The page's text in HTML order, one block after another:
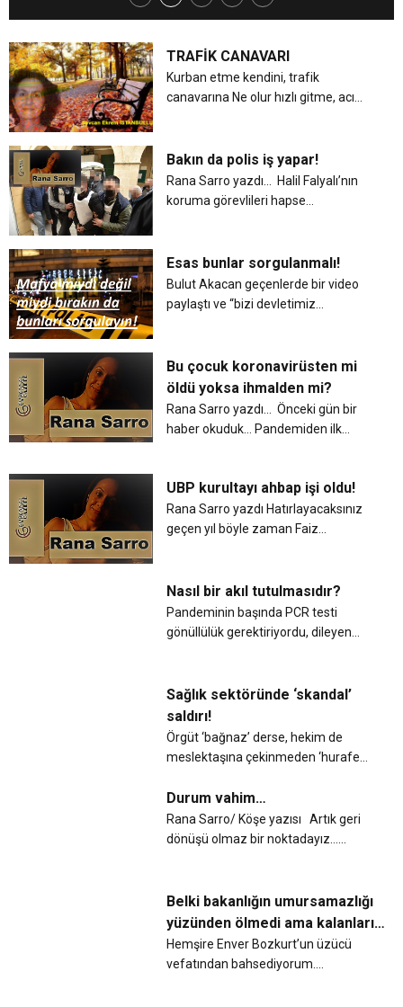
DEĞİL, HER GÜN SAHADAYIZ”
8:22 UBP’den kınama
13:47 Zanlıların deşifre edilmesinden biz de
rahatsızdık, Oh iyi oldu!
12:40 Tutuklanan insanlar ne şartlarda tutuluyor
12:38 Eylemde arbede ve kaos yaşandı
13:22 Ülkemizde bunun gibi daha kaç tane var?
TRAFİK CANAVARI
Kurban etme kendini, trafik
canavarına Ne olur hızlı gitme, acı
birlikte, hüzünlü birçok kardeş
Kaptırma hiç kendini, bir ...
Bakın da polis iş yapar!
Rana Sarro yazdı… Halil Falyalı’nın
koruma görevlileri hapse
çıktıklarında el alemden küfürler,
hakaretler, beddualar...
Esas bunlar sorgulanmalı!
Bulut Akacan geçenlerde bir video
paylaştı ve “bizi devletimiz
için!” demişti. Babasının
güpegündüz ayağından
vurulduğunu, defalarca ö...
Bu çocuk koronavirüsten mi
öldü yoksa ihmalden mi?
Rana Sarro yazdı… Önceki gün bir
haber okuduk… Pandemiden ilk
doktorların hastaneye akın ettiği,
tüm hekimlerin seferber o...
UBP kurultayı ahbap işi oldu!
Rana Sarro yazdı Hatırlayacaksınız
geçen yıl böyle zaman Faiz
çekilmişlerdi. Türkiye yetkilileri
tarafından zoraki çektirilmişlerdi....
Nasıl bir akıl tutulmasıdır?
Pandeminin başında PCR testi
gönüllülük gerektiriyordu, dileyen
kılınıyordu. Şimdi ise hükümetin
mekânlara girişlerde pcr testi zo...
Sağlık sektöründe ‘skandal’
saldırı!
Örgüt ‘bağnaz’ derse, hekim de
meslektaşına çekinmeden ‘hurafeci’
pandemi ortaya çıktığında ve bizim
doktorlarımız daha hastalığın adını
bile yeni...
Durum vahim…
Rana Sarro/ Köşe yazısı Artık geri
dönüşü olmaz bir noktadayız…
yaramayacak. Kısmi sokağa çıkma
ve esnaf ile kamu kurum ve ku...
Belki bakanlığın umursamazlığı
yüzünden ölmedi ama kalanların
umursamazlığına ya yol
açarsa…!
Hemşire Enver Bozkurt’un üzücü
vefatından bahsediyorum.